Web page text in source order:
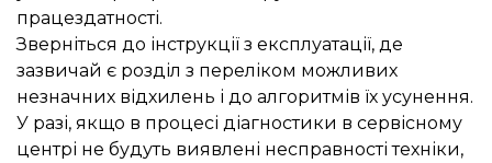
працездатності.
Зверніться до інструкції з експлуатації, де
зазвичай є розділ з переліком можливих
незначних відхилень і до алгоритмів їх усунення.
У разі, якщо в процесі діагностики в сервісному
центрі не будуть виявлені несправності техніки,